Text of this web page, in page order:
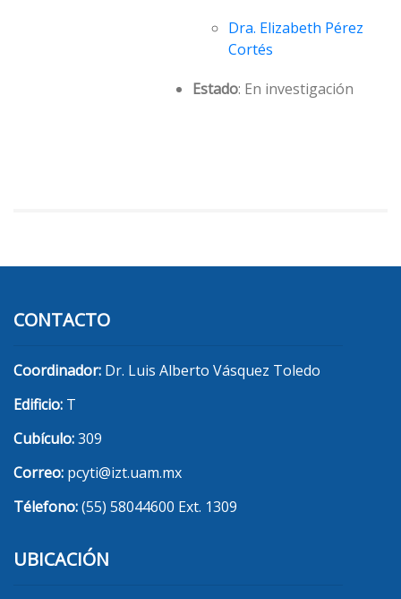
Dra. Elizabeth Pérez
Cortés
Estado: En investigación
CONTACTO
Coordinador: Dr. Luis Alberto Vásquez Toledo
Edificio: T
Cubículo:309
Correo: pcyti@izt.uam.mx
Télefono:(55) 58044600 Ext. 1309
UBICACIÓN